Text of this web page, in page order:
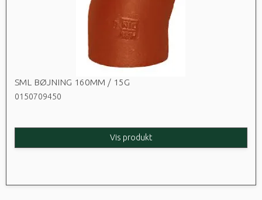
SML BØJNING 160MM / 15G
0150709450
Vis produkt